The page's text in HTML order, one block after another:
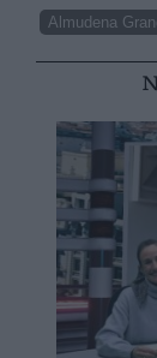
Almudena